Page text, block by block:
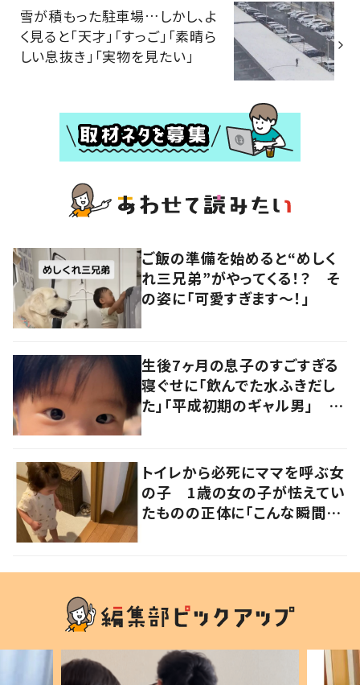
雪が積もった駐車場…しかし、よ
く見ると「天才」「すっご」「素晴ら
しい息抜き」「実物を見たい」
ご飯の準備を始めると“めしく
れ三兄弟”がやってくる！？ そ
の姿に「可愛すぎます〜！」
生後7ヶ月の息子のすごすぎる
寝ぐせに「飲んでた水ふきだし
た」「平成初期のギャル男」 実
トイレから必死にママを呼ぶ女
の子 1歳の女の子が怯えてい
たものの正体に「こんな瞬間